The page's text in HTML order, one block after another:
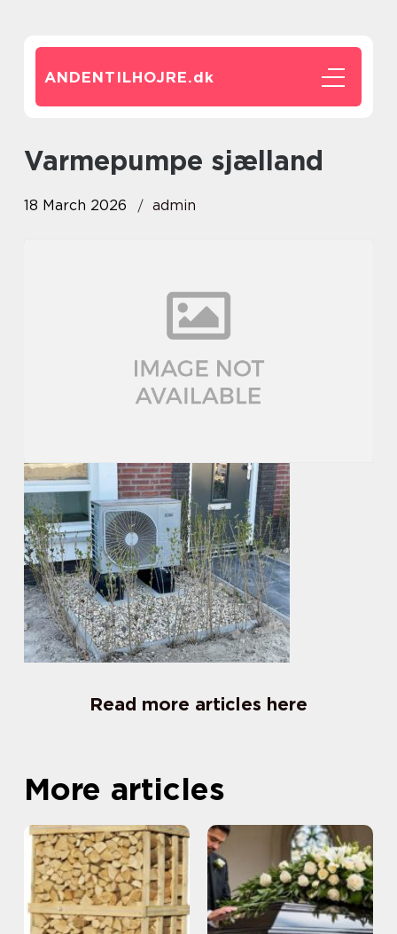
ANDENTILHOJRE.dk
varmepumpe sjælland
18 March 2026 admin
Read more articles here
More articles